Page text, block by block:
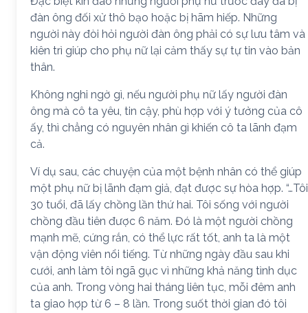
đàn ông đối xử thô bạo hoặc bị hãm hiếp. Những
người này đòi hỏi người đàn ông phải có sự lưu tâm và
kiên trì giúp cho phụ nữ lại cảm thấy sự tự tin vào bản
thân.
Không nghi ngờ gì, nếu người phụ nữ lấy người đàn
ông mà cô ta yêu, tin cậy, phù hợp với ý tưởng của cô
ấy, thì chẳng có nguyên nhân gì khiến cô ta lãnh đạm
cả.
Ví dụ sau, các chuyện của một bệnh nhân có thể giúp
một phụ nữ bị lãnh đạm giả, đạt được sự hòa hợp. “…Tôi
30 tuổi, đã lấy chồng lần thứ hai. Tôi sống với người
chồng đầu tiên được 6 năm. Đó là một người chồng
mạnh mẽ, cứng rắn, có thể lực rất tốt, anh ta là một
vận động viên nổi tiếng. Từ những ngày đầu sau khi
cưới, anh làm tôi ngã gục vì những khả năng tình dục
của anh. Trong vòng hai tháng liên tục, mỗi đêm anh
ta giao hợp từ 6 – 8 lần. Trong suốt thời gian đó tôi